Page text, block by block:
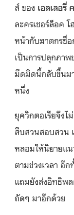
ส์ ของ เอลเลอรี่
ละครเชอร์ล็อค
หน้ากับฆาตกรชื่
เป็นการปลุกภา
มืดมิดนี้กลับขึ้นม
หนึ่ง
ยุควิกตอเรียจึงไ
สืบสวนสอบสวน
หลอมให้นิยายแ
ตามช่วงเวลา อี
แถมยังส่งอิทธิพ
ถัดๆ มาอีกด้วย